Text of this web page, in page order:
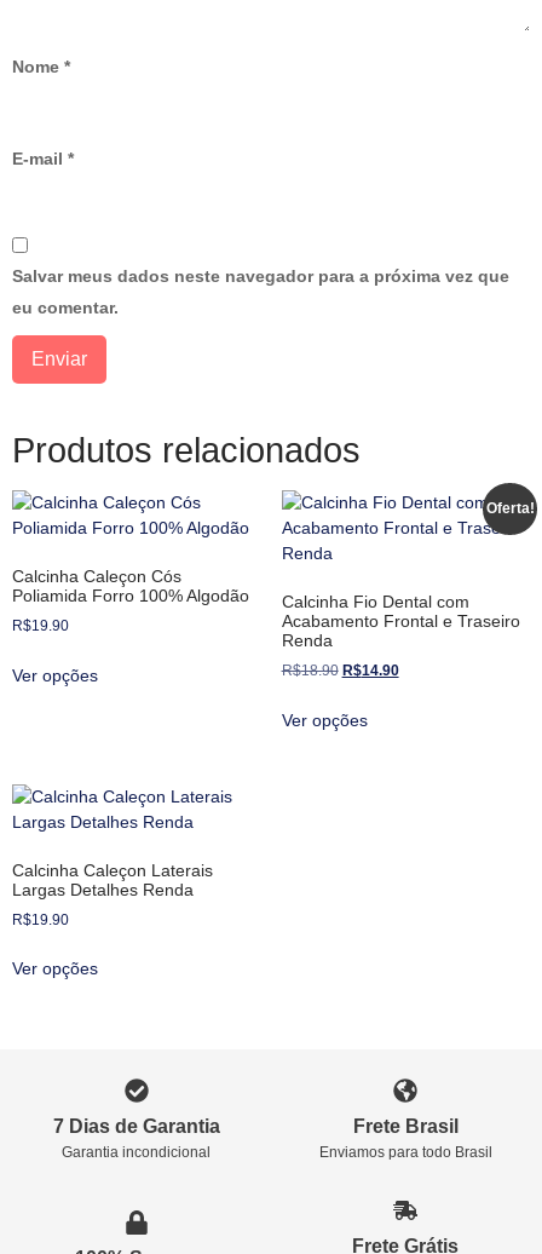
Nome *
E-mail *
Salvar meus dados neste navegador para a próxima vez que
eu comentar.
Produtos relacionados
Calcinha Caleçon Cós
Poliamida Forro 100% Algodão
R$19.90
Ver opções
Oferta!
Calcinha Fio Dental com
Acabamento Frontal e Traseiro
Renda
R$18.90 R$14.90
Ver opções
Calcinha Caleçon Laterais
Largas Detalhes Renda
R$19.90
Ver opções
7 Dias de Garantia
Garantia incondicional
Frete Brasil
Enviamos para todo Brasil
Frete Grátis